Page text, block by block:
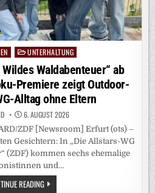
UNTERHALTUNG
Waldabenteuer“ ab
Premiere zeigt Outdoor-
Alltag ohne Eltern
6. AUGUST 2026
ZDF [Newsroom] Erfurt (ots) –
Gesichtern: In „Die Allstars-WG
(ZDF) kommen sechs ehemalige
und…
READING„DIE